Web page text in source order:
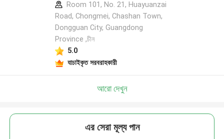
Room 101, No. 21, Huayuanzai
Road, Chongmei, Chashan Town,
Dongguan City, Guangdong
Province ,চীন
5.0
যাচাইকৃত সরবরাহকারী
আরো দেখুন
এর সেরা মূল্য পান